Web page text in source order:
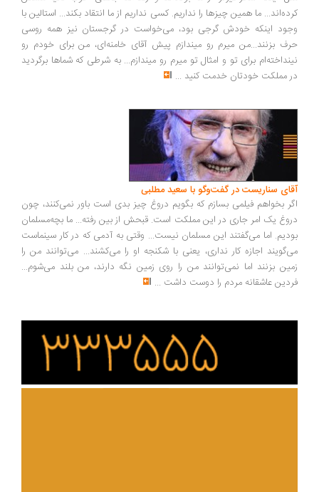
ما همین چیزها را نداریم. کسی نداریم از ما انتقاد بکند... استالین با
اینکه خودش گرجی بود، می‌خواست در گرجستان نیز همه روسی
بزنند...من میرم رو میندازم پیش آقای خامنه‌ای، من برای خودم رو
برای تو و امثال تو میرم رو میندازم... به شرطی که شماها برگردید
مملکت خودتان خدمت کنید...
سناریست در گفت‌وگو با سعید مطلبی
بخواهم فیلمی بسازم که بگویم دروغ چیز بدی است باور نمی‌کنند، چون
یک امر جاری در این مملکت است. قبحش از بین رفته... ما بچه‌مسلمان
اما می‌گفتند این مسلمان نیست... وقتی به آدمی که در کار سینماست
اجازه کار نداری، یعنی با شکنجه او را می‌کشند... می‌توانند من را
بزنند اما نمی‌توانند من را روی زمین نگه دارند، من بلند می‌شوم...
عاشقانه مردم را دوست داشت ...